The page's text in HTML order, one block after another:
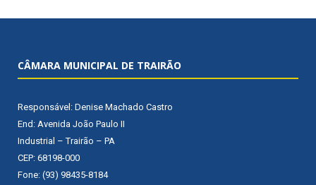
CÂMARA MUNICIPAL DE TRAIRÃO
Responsável: Denise Machado Castro
End: Avenida João Paulo II
Industrial – Trairão – PA
CEP: 68198-000
Fone: (93) 98435-8184